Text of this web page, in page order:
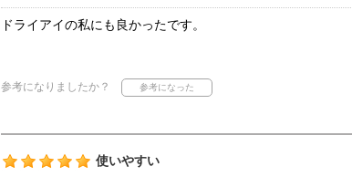
ドライアイの私にも良かったです。
参考になりましたか？
使いやすい